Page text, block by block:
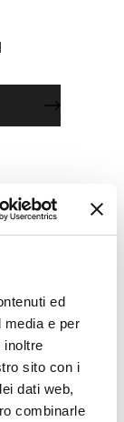
ed
media e per
inoltre
sito con i
dati web,
combinarle